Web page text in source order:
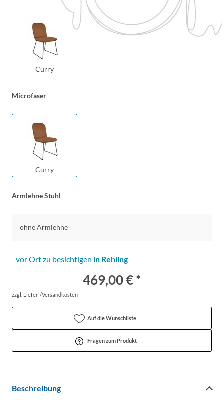
Curry
Microfaser
Curry
Armlehne Stuhl
ohne Armlehne
vor Ort zu besichtigen in Rehling
469,00 € *
zzgl. Liefer-/Versandkosten
Auf die Wunschliste
Fragen zum Produkt
Beschreibung